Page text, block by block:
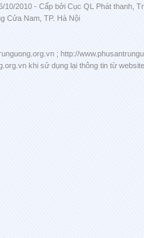
2010 - Cấp bởi Cục QL Phát thanh,
Cửa Nam, TP. Hà Nội
; http://
khi sử dụng lại thông tin từ